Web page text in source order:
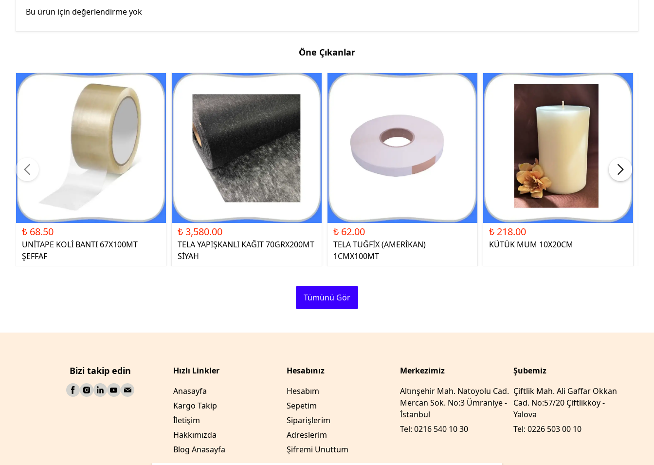
Bu ürün için değerlendirme yok
Öne Çıkanlar
₺ 68.50
UNİTAPE KOLİ BANTI 67X100MT
ŞEFFAF
₺ 3,580.00
TELA YAPIŞKANLI KAĞIT 70GRX200MT
SİYAH
₺ 62.00
TELA TUĞFİX (AMERİKAN)
1CMX100MT
₺ 218.00
KÜTÜK MUM 10X20CM
Tümünü Gör
Bizi takip edin
Hızlı Linkler
Anasayfa
Kargo Takip
İletişim
Hakkımızda
Blog Anasayfa
Hesabınız
Hesabım
Sepetim
Siparişlerim
Adreslerim
Şifremi Unuttum
Merkezimiz
Altınşehir Mah. Natoyolu Cad.
Mercan Sok. No:3 Ümraniye -
İstanbul
Tel: 0216 540 10 30
Şubemiz
Çiftlik Mah. Ali Gaffar Okkan
Cad. No:57/20 Çiftlikköy -
Yalova
Tel: 0226 503 00 10